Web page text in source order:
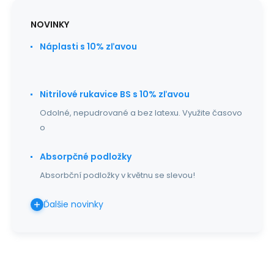
NOVINKY
Náplasti s 10% zľavou
Nitrilové rukavice BS s 10% zľavou
Odolné, nepudrované a bez latexu. Využite časovo
o
Absorpčné podložky
Absorbční podložky v květnu se slevou!
Ďalšie novinky